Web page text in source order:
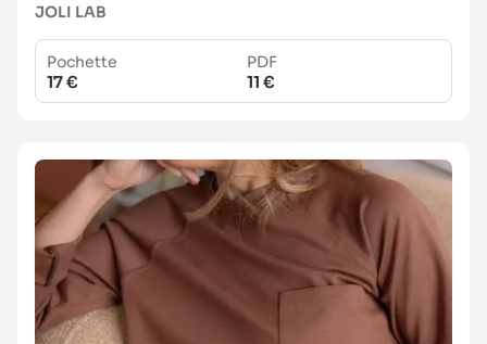
JOLI LAB
Pochette
17 €
PDF
11 €